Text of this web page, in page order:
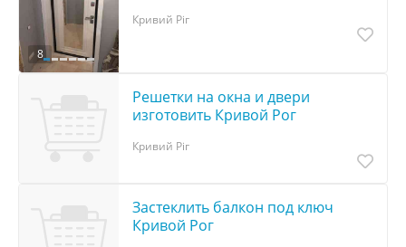
8
Кривий Ріг
Решетки на окна и двери
изготовить Кривой Рог
Кривий Ріг
Застеклить балкон под ключ
Кривой Рог